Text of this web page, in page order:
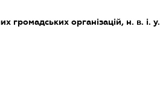
громадських організацій, н. в. і. у.